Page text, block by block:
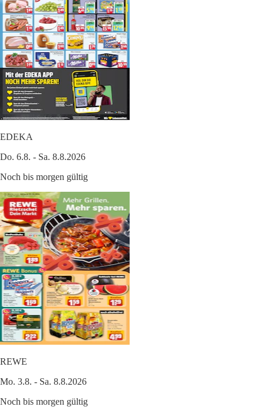
EDEKA
Do. 6.8. - Sa. 8.8.2026
Noch bis morgen gültig
REWE
Mo. 3.8. - Sa. 8.8.2026
Noch bis morgen gültig